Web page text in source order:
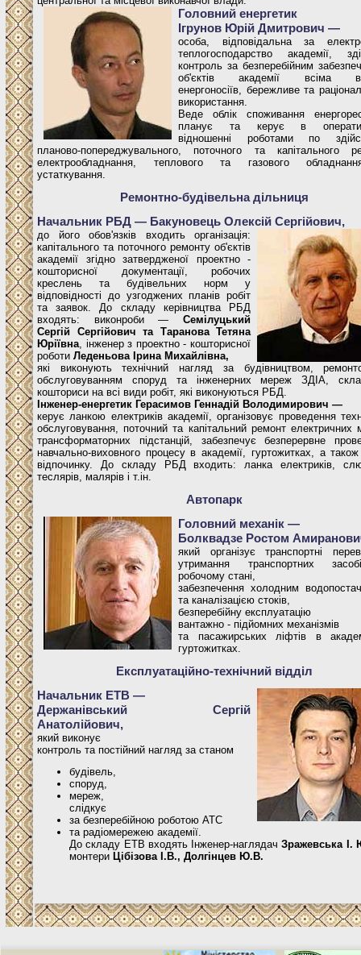
Головний енергетик
Ігрунов Юрій Дмитрович —
особа, відповідальна за
теплогосподарство академії,
контроль за безперебійним
об'єктів академії всіма
енергоносіїв, бережливе та
використання.
Веде облік споживання
планує та керує в
відношенні роботами по
планово-попереджувального, поточного та капітального
електрообладнання, теплового та газового
устаткування.
Ремонтно-будівельна дільниця
Начальник РБД — Бакуновець Олексій Сергійович,
до його обов'язків входить організація:
капітального та поточного ремонту об'єктів
академії згідно затвердженої проектно -
кошторисної документації, робочих
креслень та будівельних норм у
відповідності до узгоджених планів робіт
та заявок. До складу керівництва РБД
входять: виконроби — Семілуцький
Сергій Сергійович та Таранова Тетяна
Юріївна, інженер з проектно - кошторисної
роботи Леденьова Ірина Михайлівна,
які виконують технічний нагляд за будівництвом,
обслуговуванням споруд та інженерних мереж ЗДІА,
кошториси на всі види робіт, які виконуються РБД.
Інженер-енергетик Герасимов Геннадій Володимирович —
керує ланкою електриків академії, організовує проведення
обслуговування, поточний та капітальний ремонт електричних
трансформаторних підстанцій, забезпечує безперервне
навчально-виховного процесу в академії, гуртожитках, а
відпочинку. До складу РБД входить: ланка електриків,
теслярів, малярів і т.ін.
Автопарк
Головний механік —
Болквадзе Ростом
який організує транспортні
утримання транспортних
робочому стані,
забезпечення холодним
та каналізацією стоків,
безперебійну експлуатацію
вантажно - підйомних механізмів
та пасажирських ліфтів в
гуртожитках.
Експлуатаційно-технічний відділ
Начальник ЕТВ —
Держанівський Сергій
Анатолійович,
який виконує
контроль та постійний нагляд за станом
будівель,
споруд,
мереж,
слідкує
за безперебійною роботою АТС
та радіомережею академії.
До складу ЕТВ входять Інженер-наглядачЗражевська І.
монтери Цібізова І.В., Долгінцев Ю.В.